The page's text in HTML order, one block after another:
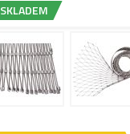
SKLADEM